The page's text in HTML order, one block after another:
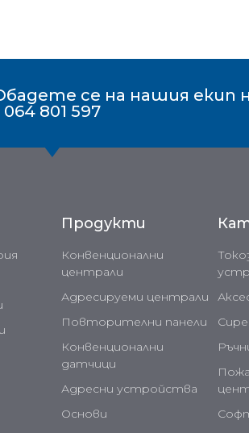
се на нашия екип
064 801 597
Продукти
Конвенционални
централи
Адресируеми централи
Повторителни панели
Конвенционални
датчици
Адресни устройства
Основи